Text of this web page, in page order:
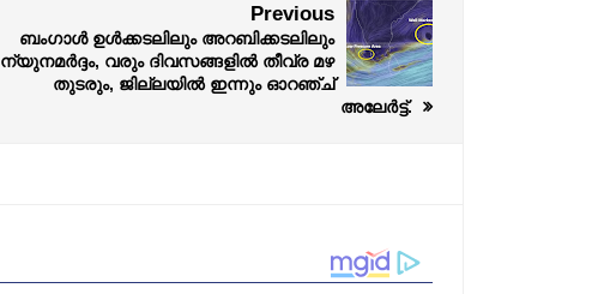
Previous
ബംഗാൾ ഉൾക്കടലിലും അറബിക്കടലിലും
ന്യുനമർദ്ദം, വരും ദിവസങ്ങളിൽ തീവ്ര മഴ
തുടരും, ജില്ലയിൽ ഇന്നും ഓറഞ്ച്
അലേർട്ട്.